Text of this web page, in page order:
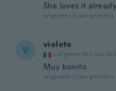
She loves it
ongeveer 3 jaar geleden
V violeta
Lid geworden van
Muy bonito
ongeveer 3 jaar geleden